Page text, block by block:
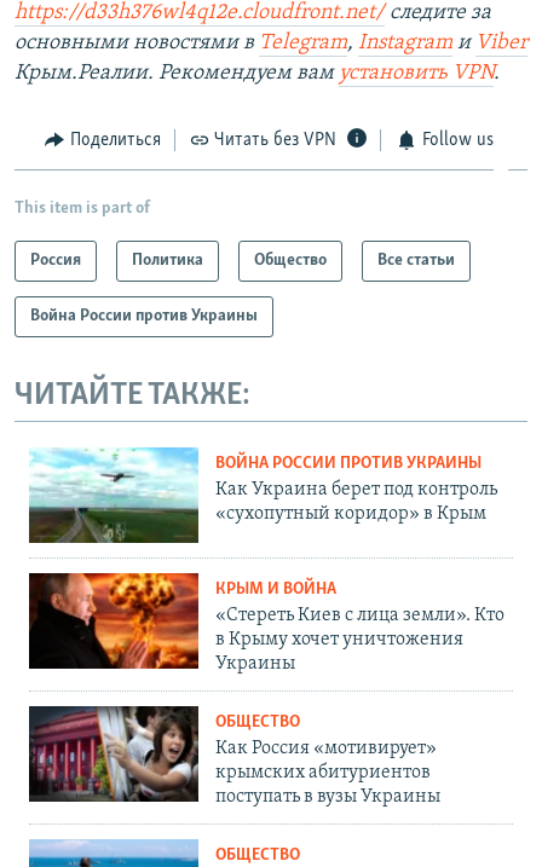
https://d33h376wl4q12e.cloudfront.net/следите за
основными новостями в Telegram, Instagram и Viber
Крым.Реалии. Рекомендуем вам установить VPN.
Поделиться Читать без VPN Follow us
This item is part of
Россия Политика Общество Все статьи
Война России против Украины
ЧИТАЙТЕ ТАКЖЕ:
ВОЙНА РОССИИ ПРОТИВ УКРАИНЫ
Как Украина берет под контроль
«сухопутный коридор» в Крым
КРЫМ И ВОЙНА
«Стереть Киев с лица земли». Кто
в Крыму хочет уничтожения
Украины
ОБЩЕСТВО
Как Россия «мотивирует»
крымских абитуриентов
поступать в вузы Украины
ОБЩЕСТВО